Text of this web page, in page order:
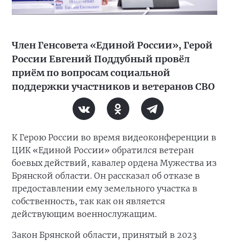
Член Генсовета «Единой России», Герой
России Евгений Поддубный провёл
приём по вопросам социальной
поддержки участников и ветеранов СВО
К Герою России во время видеоконференции в
ЦИК «Единой России» обратился ветеран
боевых действий, кавалер ордена Мужества из
Брянской области. Он рассказал об отказе в
предоставлении ему земельного участка в
собственность, так как он является
действующим военнослужащим.
Закон Брянской области, принятый в 2023